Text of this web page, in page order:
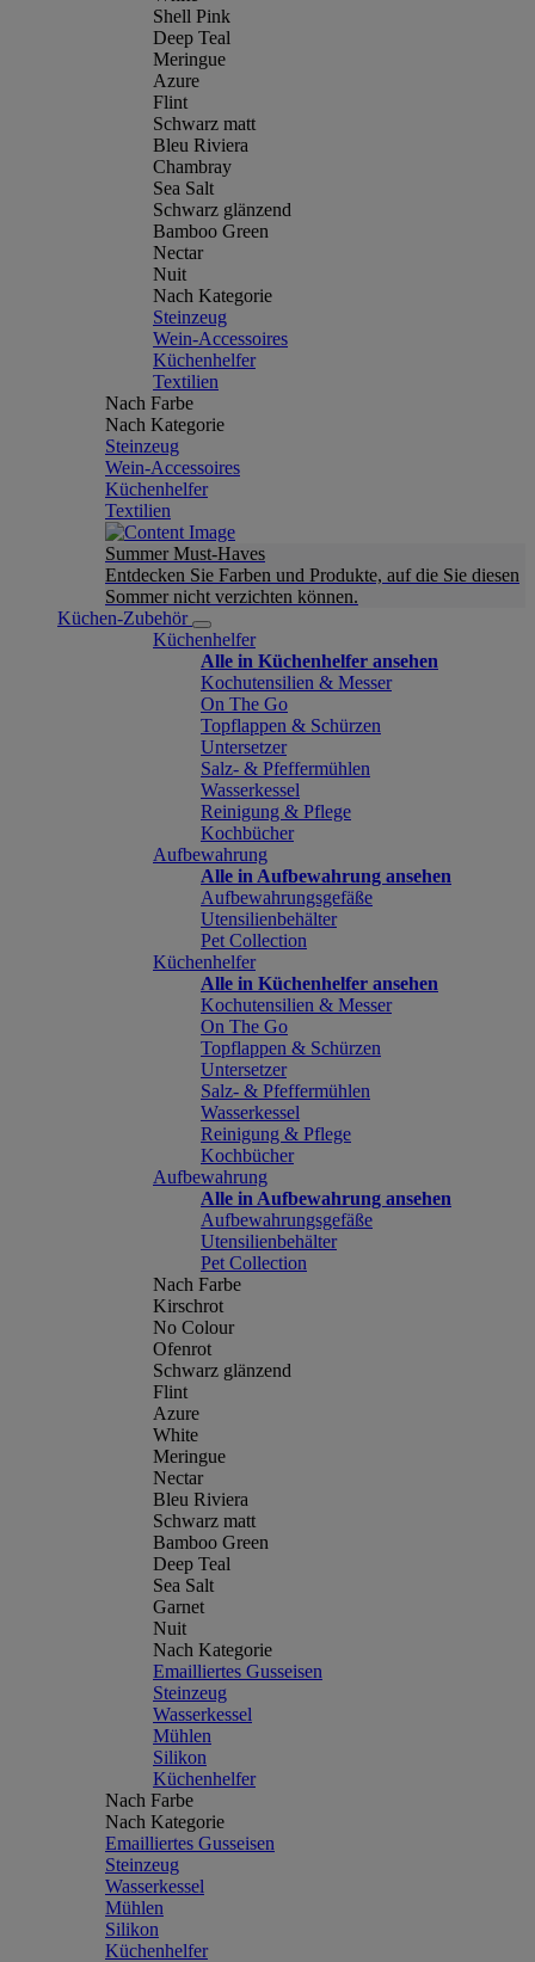
Shell Pink
Deep Teal
Meringue
Azure
Flint
Schwarz matt
Bleu Riviera
Chambray
Sea Salt
Schwarz glänzend
Bamboo Green
Nectar
Nuit
Nach Kategorie
Steinzeug
Wein-Accessoires
Küchenhelfer
Textilien
Nach Farbe
Nach Kategorie
Steinzeug
Wein-Accessoires
Küchenhelfer
Textilien
Summer Must-Haves
Entdecken Sie Farben und Produkte, auf die Sie diesen
Sommer nicht verzichten können.
Küchen-Zubehör
Küchenhelfer
Alle in Küchenhelfer ansehen
Kochutensilien & Messer
On The Go
Topflappen & Schürzen
Untersetzer
Salz- & Pfeffermühlen
Wasserkessel
Reinigung & Pflege
Kochbücher
Aufbewahrung
Alle in Aufbewahrung ansehen
Aufbewahrungsgefäße
Utensilienbehälter
Pet Collection
Küchenhelfer
Alle in Küchenhelfer ansehen
Kochutensilien & Messer
On The Go
Topflappen & Schürzen
Untersetzer
Salz- & Pfeffermühlen
Wasserkessel
Reinigung & Pflege
Kochbücher
Aufbewahrung
Alle in Aufbewahrung ansehen
Aufbewahrungsgefäße
Utensilienbehälter
Pet Collection
Nach Farbe
Kirschrot
No Colour
Ofenrot
Schwarz glänzend
Flint
Azure
White
Meringue
Nectar
Bleu Riviera
Schwarz matt
Bamboo Green
Deep Teal
Sea Salt
Garnet
Nuit
Nach Kategorie
Emailliertes Gusseisen
Steinzeug
Wasserkessel
Mühlen
Silikon
Küchenhelfer
Nach Farbe
Nach Kategorie
Emailliertes Gusseisen
Steinzeug
Wasserkessel
Mühlen
Silikon
Küchenhelfer